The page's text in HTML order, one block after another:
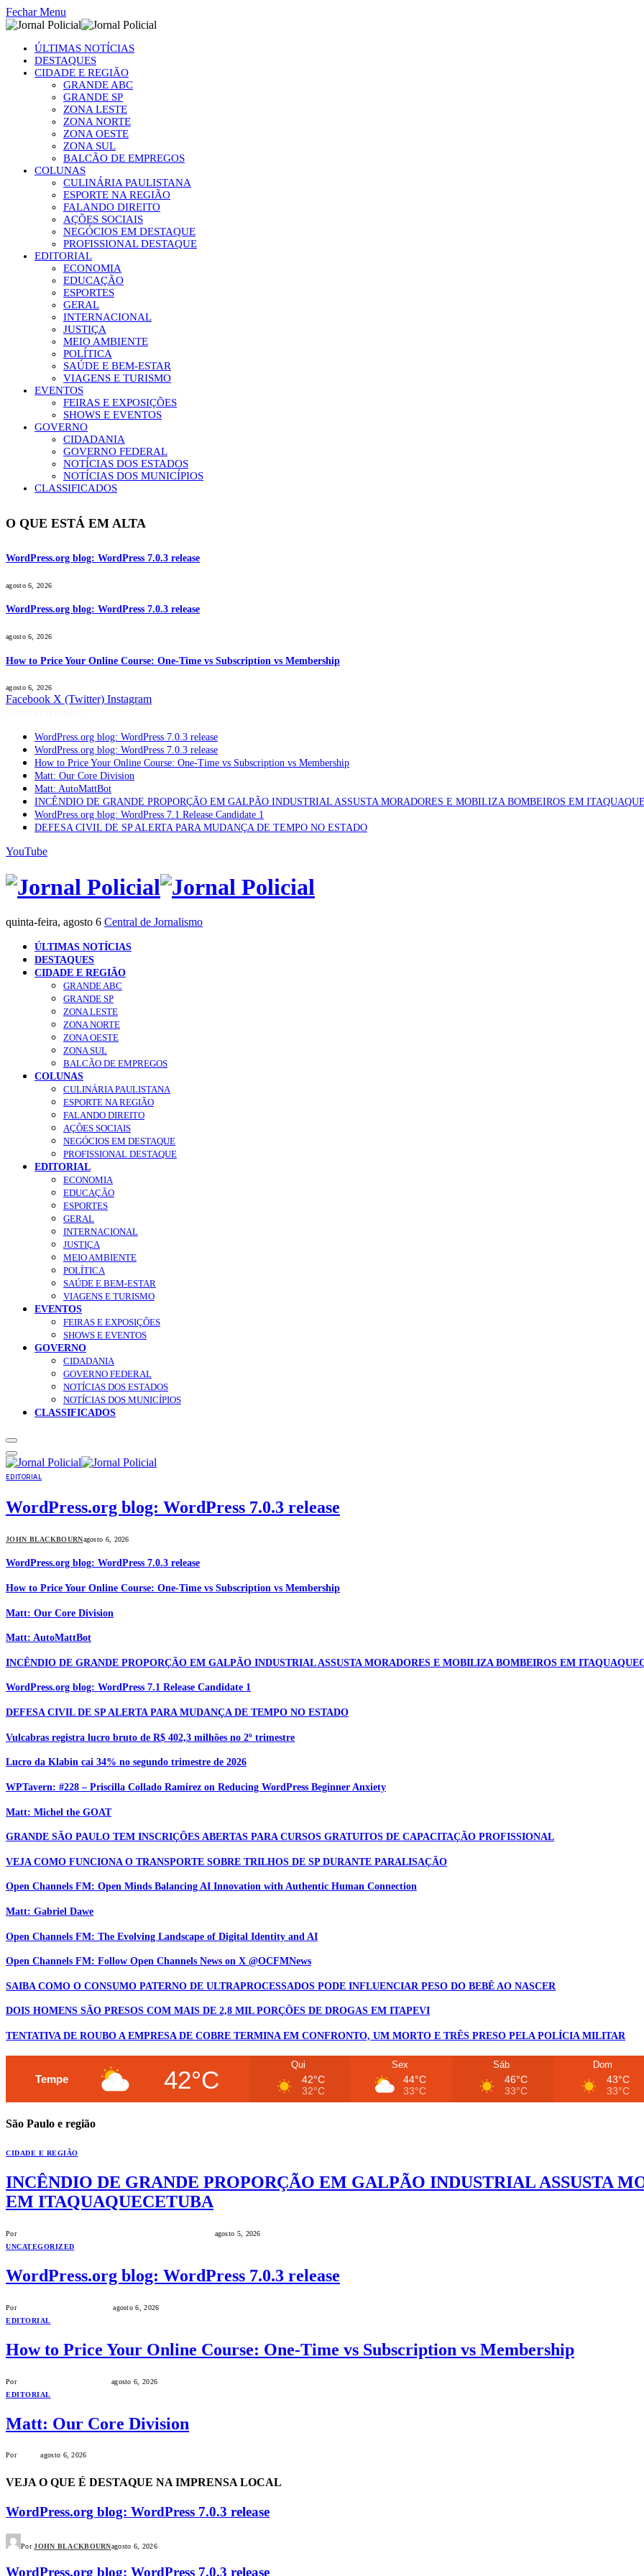
Fechar Menu
ÚLTIMAS NOTÍCIAS
DESTAQUES
CIDADE E REGIÃO
GRANDE ABC
GRANDE SP
ZONA LESTE
ZONA NORTE
ZONA OESTE
ZONA SUL
BALCÃO DE EMPREGOS
COLUNAS
CULINÁRIA PAULISTANA
ESPORTE NA REGIÃO
FALANDO DIREITO
AÇÕES SOCIAIS
NEGÓCIOS EM DESTAQUE
PROFISSIONAL DESTAQUE
EDITORIAL
ECONOMIA
EDUCAÇÃO
ESPORTES
GERAL
INTERNACIONAL
JUSTIÇA
MEIO AMBIENTE
POLÍTICA
SAÚDE E BEM-ESTAR
VIAGENS E TURISMO
EVENTOS
FEIRAS E EXPOSIÇÕES
SHOWS E EVENTOS
GOVERNO
CIDADANIA
GOVERNO FEDERAL
NOTÍCIAS DOS ESTADOS
NOTÍCIAS DOS MUNICÍPIOS
CLASSIFICADOS
O QUE ESTÁ EM ALTA
WordPress.org blog: WordPress 7.0.3 release
agosto 6, 2026
WordPress.org blog: WordPress 7.0.3 release
agosto 6, 2026
How to Price Your Online Course: One-Time vs Subscription vs Membership
agosto 6, 2026
Facebook X (Twitter) Instagram
WordPress.org blog: WordPress 7.0.3 release
WordPress.org blog: WordPress 7.0.3 release
How to Price Your Online Course: One-Time vs Subscription vs Membership
Matt: Our Core Division
Matt: AutoMattBot
INCÊNDIO DE GRANDE PROPORÇÃO EM GALPÃO INDUSTRIAL ASSUSTA MORADORES E MOBILIZA BOMBEIROS EM
WordPress.org blog: WordPress 7.1 Release Candidate 1
DEFESA CIVIL DE SP ALERTA PARA MUDANÇA DE TEMPO NO ESTADO
YouTube
quinta-feira, agosto 6 Central de Jornalismo
ÚLTIMAS NOTÍCIAS
DESTAQUES
CIDADE E REGIÃO
GRANDE ABC
GRANDE SP
ZONA LESTE
ZONA NORTE
ZONA OESTE
ZONA SUL
BALCÃO DE EMPREGOS
COLUNAS
CULINÁRIA PAULISTANA
ESPORTE NA REGIÃO
FALANDO DIREITO
AÇÕES SOCIAIS
NEGÓCIOS EM DESTAQUE
PROFISSIONAL DESTAQUE
EDITORIAL
ECONOMIA
EDUCAÇÃO
ESPORTES
GERAL
INTERNACIONAL
JUSTIÇA
MEIO AMBIENTE
POLÍTICA
SAÚDE E BEM-ESTAR
VIAGENS E TURISMO
EVENTOS
FEIRAS E EXPOSIÇÕES
SHOWS E EVENTOS
GOVERNO
CIDADANIA
GOVERNO FEDERAL
NOTÍCIAS DOS ESTADOS
NOTÍCIAS DOS MUNICÍPIOS
CLASSIFICADOS
EDITORIAL
WordPress.org blog: WordPress 7.0.3 release
JOHN BLACKBOURNagosto 6, 2026
WordPress.org blog: WordPress 7.0.3 release
How to Price Your Online Course: One-Time vs Subscription vs Membership
Matt: Our Core Division
Matt: AutoMattBot
INCÊNDIO DE GRANDE PROPORÇÃO EM GALPÃO INDUSTRIAL ASSUSTA MORADORES E MOBILIZA BOMBEIROS EM
WordPress.org blog: WordPress 7.1 Release Candidate 1
DEFESA CIVIL DE SP ALERTA PARA MUDANÇA DE TEMPO NO ESTADO
Vulcabras registra lucro bruto de R$ 402,3 milhões no 2º trimestre
Lucro da Klabin cai 34% no segundo trimestre de 2026
WPTavern: #228 – Priscilla Collado Ramirez on Reducing WordPress Beginner Anxiety
Matt: Michel the GOAT
GRANDE SÃO PAULO TEM INSCRIÇÕES ABERTAS PARA CURSOS GRATUITOS DE CAPACITAÇÃO PROFISSIONAL
VEJA COMO FUNCIONA O TRANSPORTE SOBRE TRILHOS DE SP DURANTE PARALISAÇÃO
Open Channels FM: Open Minds Balancing AI Innovation with Authentic Human Connection
Matt: Gabriel Dawe
Open Channels FM: The Evolving Landscape of Digital Identity and AI
Open Channels FM: Follow Open Channels News on X @OCFMNews
SAIBA COMO O CONSUMO PATERNO DE ULTRAPROCESSADOS PODE INFLUENCIAR PESO DO BEBÊ AO NASCER
DOIS HOMENS SÃO PRESOS COM MAIS DE 2,8 MIL PORÇÕES DE DROGAS EM ITAPEVI
TENTATIVA DE ROUBO A EMPRESA DE COBRE TERMINA EM CONFRONTO, UM MORTO E TRÊS PRESO PELA POLÍCIA MILITAR
Tempe 42°C
Qui
42°C
32°C
Sex
44°C
33°C
Sáb
46°C
33°C
Dom
43°C
33°C
São Paulo e região
CIDADE E REGIÃO
INCÊNDIO DE GRANDE PROPORÇÃO EM GALPÃO INDUSTRIAL ASSUSTA
EM ITAQUAQUECETUBA
Por
agosto 5, 2026
UNCATEGORIZED
WordPress.org blog: WordPress 7.0.3 release
Por HUMBERTO G. ALIPERTIagosto 6, 2026
EDITORIAL
How to Price Your Online Course: One-Time vs Subscription vs Membership
Por
agosto 6, 2026
EDITORIAL
Matt: Our Core Division
Por MATTagosto 6, 2026
VEJA O QUE É DESTAQUE NA IMPRENSA LOCAL
WordPress.org blog: WordPress 7.0.3 release
Por JOHN BLACKBOURNagosto 6, 2026
WordPress.org blog: WordPress 7.0.3 release